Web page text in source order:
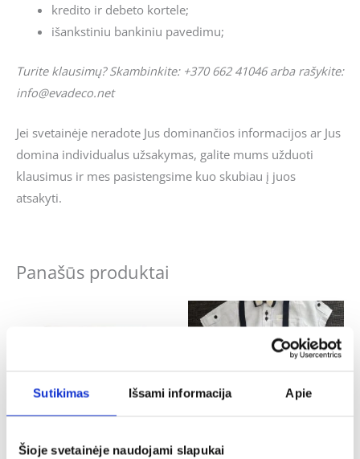
Sutikimas Išsami informacija Apie
Šioje svetainėje naudojami slapukai
kredito ir debeto kortele;
išankstiniu bankiniu pavedimu;
Turite klausimų? Skambinkite: +370 662 41046 arba rašykite:
info@evadeco.net
Jei svetainėje neradote Jus dominančios informacijos ar Jus
domina individualus užsakymas, galite mums užduoti
klausimus ir mes pasistengsime kuo skubiau į juos
atsakyti.
Panašūs produktai